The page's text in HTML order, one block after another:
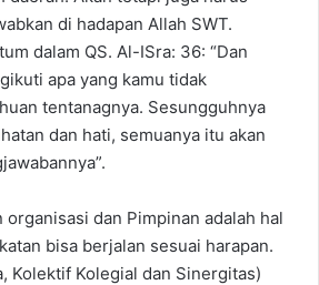
di hadapan Allah SWT.
dalam QS. Al-ISra: 36: “Dan
apa yang kamu tidak
tentanagnya. Sesungguhnya
dan hati, semuanya itu akan
organisasi dan Pimpinan adalah hal
bisa berjalan sesuai harapan.
Kolektif Kolegial dan Sinergitas)